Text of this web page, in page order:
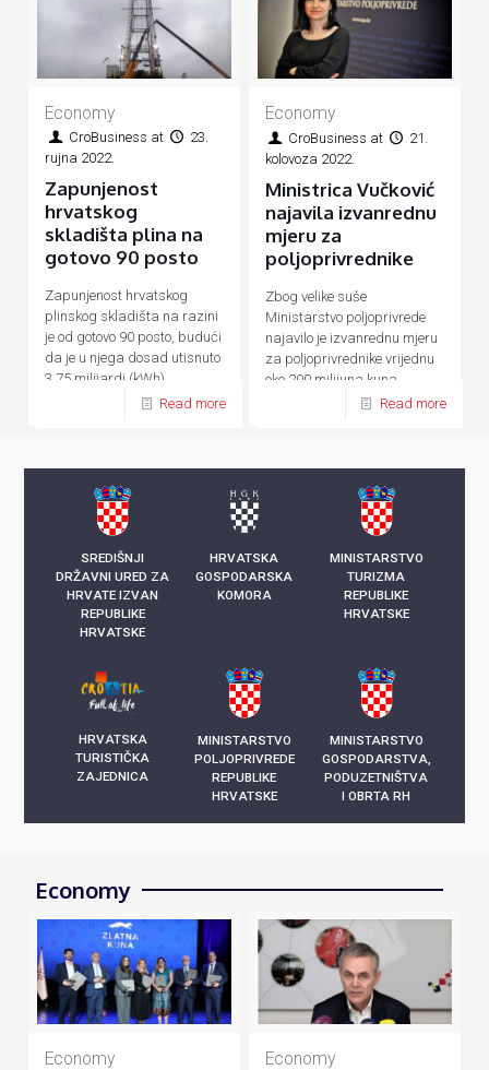
Economy
CroBusiness at
23.
rujna 2022.
Zapunjenost
hrvatskog
skladišta plina na
gotovo 90 posto
Zapunjenost hrvatskog
plinskog skladišta na razini
je od gotovo 90 posto, budući
da je u njega dosad utisnuto
3,75 milijardi (kWh)
kilowatsati plina
Read more
Economy
CroBusiness at
21.
kolovoza 2022.
Ministrica Vučković
najavila izvanrednu
mjeru za
poljoprivrednike
Zbog velike suše
Ministarstvo poljoprivrede
najavilo je izvanrednu mjeru
za poljoprivrednike vrijednu
oko 200 milijuna kuna
Read more
SREDIŠNJI
DRŽAVNI URED ZA
HRVATE IZVAN
REPUBLIKE
HRVATSKE
HRVATSKA
GOSPODARSKA
KOMORA
MINISTARSTVO
TURIZMA
REPUBLIKE
HRVATSKE
HRVATSKA
TURISTIČKA
ZAJEDNICA
MINISTARSTVO
POLJOPRIVREDE
REPUBLIKE
HRVATSKE
MINISTARSTVO
GOSPODARSTVA,
PODUZETNIŠTVA
I OBRTA RH
Economy
Economy Economy